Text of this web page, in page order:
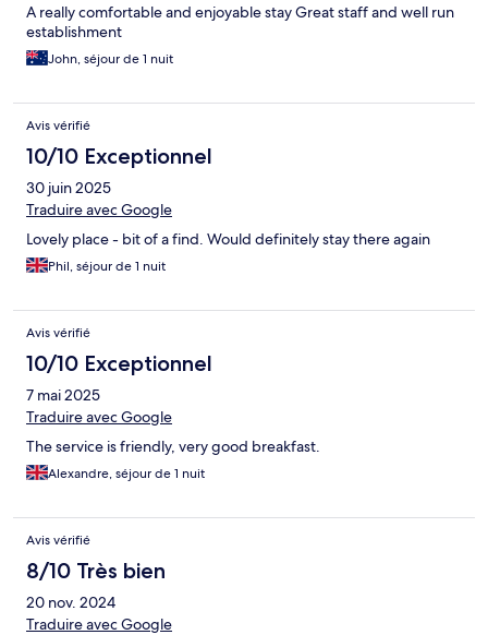
A really comfortable and enjoyable stay Great staff and well run
establishment
John, séjour de 1 nuit
Avis vérifié
10/10 Exceptionnel
30 juin 2025
Traduire avec Google
Lovely place - bit of a find. Would definitely stay there again
Phil, séjour de 1 nuit
Avis vérifié
10/10 Exceptionnel
7 mai 2025
Traduire avec Google
The service is friendly, very good breakfast.
Alexandre, séjour de 1 nuit
Avis vérifié
8/10 Très bien
20 nov. 2024
Traduire avec Google